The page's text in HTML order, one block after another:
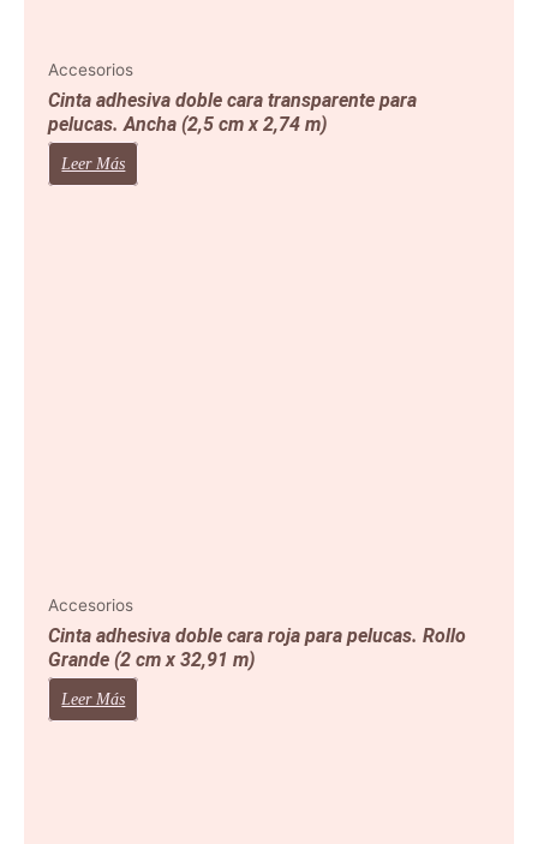
Accesorios
Cinta adhesiva doble cara transparente para
pelucas. Ancha (2,5 cm x 2,74 m)
Leer Más
Accesorios
Cinta adhesiva doble cara roja para pelucas. Rollo
Grande (2 cm x 32,91 m)
Leer Más